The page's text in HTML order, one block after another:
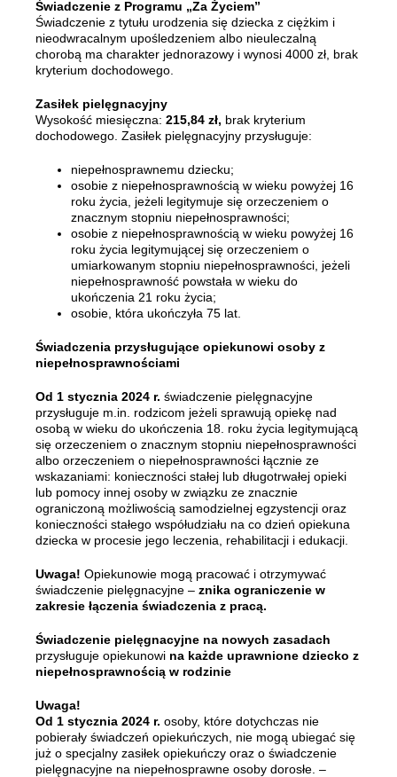
Świadczenie z Programu „Za Życiem”
Świadczenie z tytułu urodzenia się dziecka z ciężkim i
nieodwracalnym upośledzeniem albo nieuleczalną
chorobą ma charakter jednorazowy i wynosi 4000 zł, brak
kryterium dochodowego.
Zasiłek pielęgnacyjny
Wysokość miesięczna: 215,84 zł, brak kryterium
dochodowego. Zasiłek pielęgnacyjny przysługuje:
niepełnosprawnemu dziecku;
osobie z niepełnosprawnością w wieku powyżej 16
roku życia, jeżeli legitymuje się orzeczeniem o
znacznym stopniu niepełnosprawności;
osobie z niepełnosprawnością w wieku powyżej 16
roku życia legitymującej się orzeczeniem o
umiarkowanym stopniu niepełnosprawności, jeżeli
niepełnosprawność powstała w wieku do
ukończenia 21 roku życia;
osobie, która ukończyła 75 lat.
Świadczenia przysługujące opiekunowi osoby z
niepełnosprawnościami
Od 1 stycznia 2024 r. świadczenie pielęgnacyjne
przysługuje m.in. rodzicom jeżeli sprawują opiekę nad
osobą w wieku do ukończenia 18. roku życia legitymującą
się orzeczeniem o znacznym stopniu niepełnosprawności
albo orzeczeniem o niepełnosprawności łącznie ze
wskazaniami: konieczności stałej lub długotrwałej opieki
lub pomocy innej osoby w związku ze znacznie
ograniczoną możliwością samodzielnej egzystencji oraz
konieczności stałego współudziału na co dzień opiekuna
dziecka w procesie jego leczenia, rehabilitacji i edukacji.
Uwaga! Opiekunowie mogą pracować i otrzymywać
świadczenie pielęgnacyjne – znika ograniczenie w
zakresie łączenia świadczenia z pracą.
Świadczenie pielęgnacyjne na nowych zasadach
przysługuje opiekunowi na każde uprawnione dziecko z
niepełnosprawnością w rodzinie
Uwaga!
Od 1 stycznia 2024 r. osoby, które dotychczas nie
pobierały świadczeń opiekuńczych, nie mogą ubiegać się
już o specjalny zasiłek opiekuńczy oraz o świadczenie
pielęgnacyjne na niepełnosprawne osoby dorosłe. –